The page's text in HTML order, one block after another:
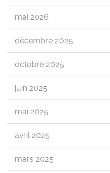
mai 2026
décembre 2025
octobre 2025
juin 2025
mai 2025
avril 2025
mars 2025